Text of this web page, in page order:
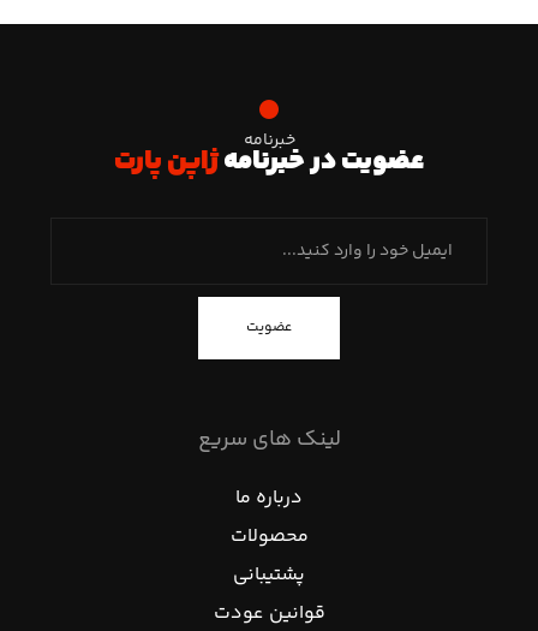
خبرنامه
عضویت در خبرنامهژاپن پارت
عضویت
لینک های سریع
درباره ما
محصولات
پشتیبانی
قوانین عودت